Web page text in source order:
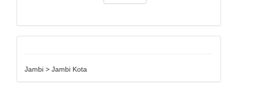
Jambi > Jambi Kota